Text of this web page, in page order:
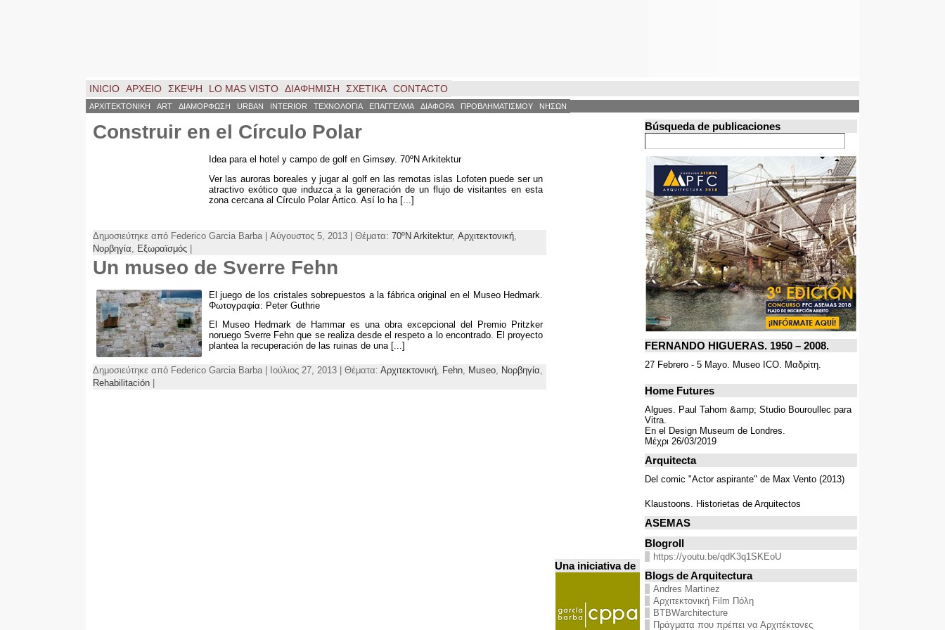
INICIO ΑΡΧΕΙΟ ΣΚΈΨΗ LO MAS VISTO ΔΙΑΦΗΜΙΣΗ ΣΧΕΤΙΚΑ CONTACTO
ΑΡΧΙΤΕΚΤΟΝΙΚΗ ART ΔΙΑΜΟΡΦΩΣΗ URBAN INTERIOR ΤΕΧΝΟΛΟΓΙΑ ΕΠΑΓΓΕΛΜΑ ΔΙΑΦΟΡΑ ΠΡΟΒΛΗΜΑΤΙΣΜΟΥ ΝΗΣΩΝ
Construir en el Círculo Polar
Idea para el hotel y campo de golf en Gimsøy. 70ºN Arkitektur
Ver las auroras boreales y jugar al golf en las remotas islas Lofoten puede ser un
atractivo exótico que induzca a la generación de un flujo de visitantes en esta
zona cercana al Círculo Polar Ártico Así lo ha [...]
Δημοσιεύτηκε από Federico Garcia Barba | Αύγουστος 5, 2013 | Θέματα: 70ºN Arkitektur, Αρχιτεκτονική
Νορβηγία
Εξωραϊσμός
Un museo de Sverre Fehn
El juego de los cristales sobrepuestos a la fábrica original en el Museo Hedmark
Φωτογραφία: Peter Guthrie
El Museo Hedmark de Hammar es una obra excepcional del Premio Pritzker
noruego Sverre Fehn que se realiza desde el respeto a lo encontrado. El proyecto
plantea la recuperación de las ruinas de una[...]
Δημοσιεύτηκε από Federico Garcia Barba | Ιούλιος 27, 2013 | Θέματα: Αρχιτεκτονική Fehn Museo Νορβηγία
Rehabilitación |
Una iniciativa de
Búsqueda de publicaciones
FERNANDO HIGUERAS. 1950 – 2008.